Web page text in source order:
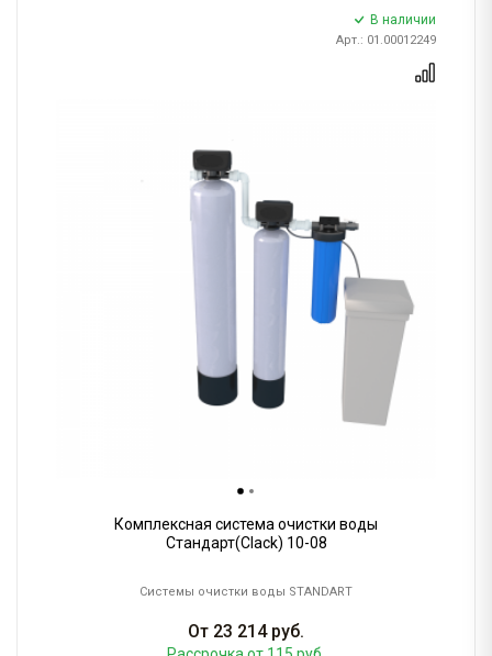
В наличии
Арт.: 01.00012249
Комплексная система очистки воды
Стандарт(Clack) 10-08
Системы очистки воды STANDART
От 23 214руб.